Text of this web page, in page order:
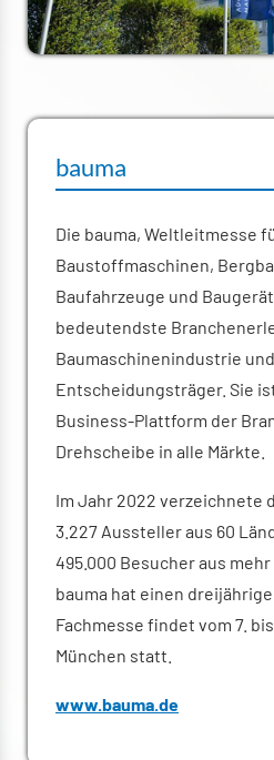
bauma
Die bauma, Weltleitmesse
Baustoffmaschinen,
Baufahrzeuge und
bedeutendste
Baumaschinenindustrie
Entscheidungsträger. Sie
Business-Plattform der
Drehscheibe in alle Märkte.
Im Jahr 2022 verzeichnete
3.227 Aussteller aus 60
495.000 Besucher aus
bauma hat einen
Fachmesse findet vom 7.
München statt.
www.bauma.de